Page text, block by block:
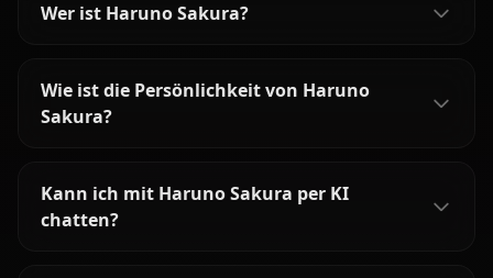
Wer ist Haruno Sakura?
Wie ist die Persönlichkeit von Haruno
Sakura?
Kann ich mit Haruno Sakura per KI
chatten?